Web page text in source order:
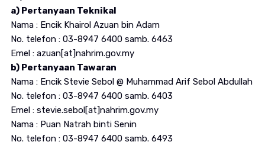
a) Pertanyaan Teknikal
Nama : Encik Khairol Azuan bin Adam
No. telefon : 03-8947 6400 samb. 6463
Emel : azuan[at]nahrim.gov.my
b) Pertanyaan Tawaran
Nama : Encik Stevie Sebol @ Muhammad Arif Sebol Abdullah
No. telefon : 03-8947 6400 samb. 6403
Emel : stevie.sebol[at]nahrim.gov.my
Nama : Puan Natrah binti Senin
No. telefon : 03-8947 6400 samb. 6493